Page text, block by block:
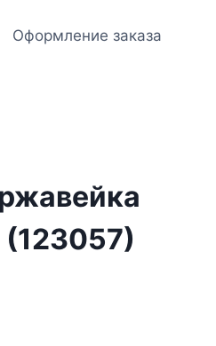
Оформление заказа
(123057)